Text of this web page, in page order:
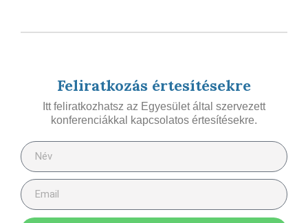
Feliratkozás értesítésekre
Itt feliratkozhatsz az Egyesület által szervezett
konferenciákkal kapcsolatos értesítésekre.